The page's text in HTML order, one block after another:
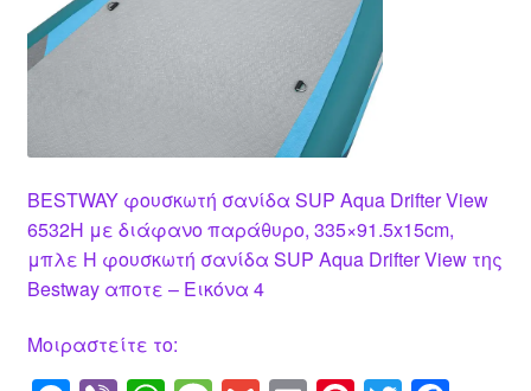
BESTWAY φουσκωτή σανίδα SUP Aqua Drifter View
6532H με διάφανο παράθυρο, 335×91.5x15cm,
μπλε Η φουσκωτή σανίδα SUP Aqua Drifter View της
Bestway αποτε – Εικόνα 4
Μοιραστείτε το: